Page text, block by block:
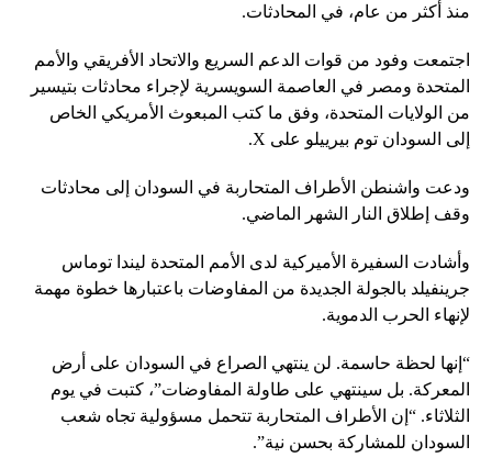
منذ أكثر من عام، في المحادثات.
اجتمعت وفود من قوات الدعم السريع والاتحاد الأفريقي والأمم
المتحدة ومصر في العاصمة السويسرية لإجراء محادثات بتيسير
من الولايات المتحدة، وفق ما كتب المبعوث الأمريكي الخاص
إلى السودان توم بيرييلو على X.
ودعت واشنطن الأطراف المتحاربة في السودان إلى محادثات
وقف إطلاق النار الشهر الماضي.
وأشادت السفيرة الأميركية لدى الأمم المتحدة ليندا توماس
جرينفيلد بالجولة الجديدة من المفاوضات باعتبارها خطوة مهمة
لإنهاء الحرب الدموية.
“إنها لحظة حاسمة. لن ينتهي الصراع في السودان على أرض
المعركة. بل سينتهي على طاولة المفاوضات”، كتبت في يوم
الثلاثاء. “إن الأطراف المتحاربة تتحمل مسؤولية تجاه شعب
السودان للمشاركة بحسن نية”.